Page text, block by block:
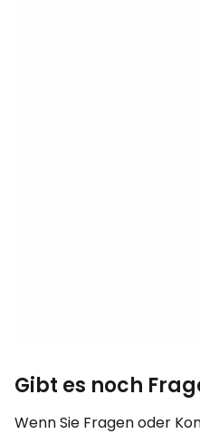
Gibt es noch
Wenn Sie Fragen oder